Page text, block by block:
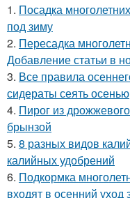
1. Посадка
под зиму
2. Пересадка
Добавление статьи в
3. Все правила
сидераты сеять осенью
4. Пирог из
брынзой
5. 8 разных видов
калийных удобрений
6. Подкормка
входят в осенний уход